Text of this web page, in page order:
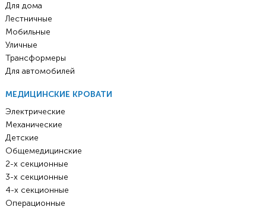
Для дома
Лестничные
Мобильные
Уличные
Трансформеры
Для автомобилей
МЕДИЦИНСКИЕ КРОВАТИ
Электрические
Механические
Детские
Общемедицинские
2-х секционные
3-х секционные
4-х секционные
Операционные